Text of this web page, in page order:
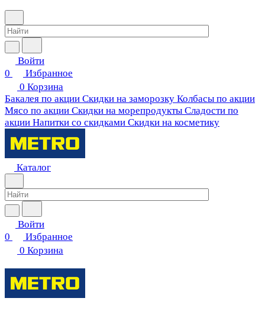
Войти
0
Избранное
0 Корзина
Бакалея по акции Скидки на заморозку Колбасы по акции
Мясо по акции Скидки на морепродукты Сладости по
акции Напитки со скидками Скидки на косметику
Каталог
Войти
0
Избранное
0 Корзина